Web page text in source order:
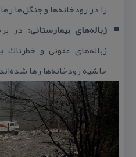
را در رودخانه‌ها و جنگل‌ها
زباله‌های بیمارستانی: در
زباله‌های عفونی و خطرناك
حاشیه رودخانه‌ها رها